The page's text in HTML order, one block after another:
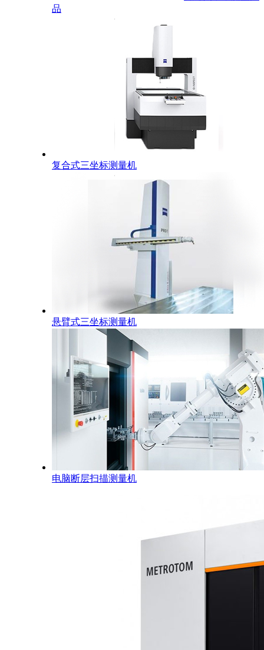
品
复合式三坐标测量机
悬臂式三坐标测量机
电脑断层扫描测量机